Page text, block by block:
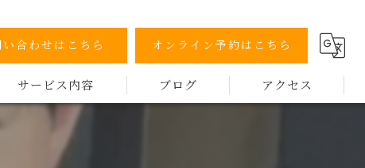
い合わせはこちら オンライン予約はこちら
サービス内容
カウンセリング
ブログ アクセス